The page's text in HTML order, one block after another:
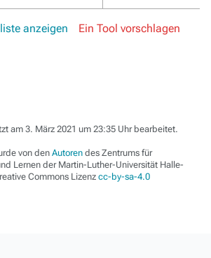
anzeigen Ein Tool vorschlagen
am 3. März 2021 um 23:35 Uhr bearbeitet.
von denAutoren des Zentrums für
Lernen der Martin-Luther-Universität Halle-
Commons Lizenz cc-by-sa-4.0